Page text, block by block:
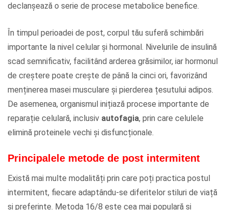
declanșează o serie de procese metabolice benefice.
În timpul perioadei de post, corpul tău suferă schimbări
importante la nivel celular și hormonal. Nivelurile de insulină
scad semnificativ, facilitând arderea grăsimilor, iar hormonul
de creștere poate crește de până la cinci ori, favorizând
menținerea masei musculare și pierderea țesutului adipos.
De asemenea, organismul inițiază procese importante de
reparație celulară, inclusiv autofagia, prin care celulele
elimină proteinele vechi și disfuncționale.
Principalele metode de post intermitent
Există mai multe modalități prin care poți practica postul
intermitent, fiecare adaptându-se diferitelor stiluri de viață
și preferințe. Metoda 16/8 este cea mai populară și